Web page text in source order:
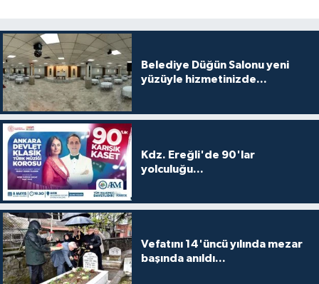
Belediye Düğün Salonu yeni
yüzüyle hizmetinizde...
Kdz. Ereğli'de 90'lar
yolculuğu...
Vefatını 14'üncü yılında mezar
başında anıldı...